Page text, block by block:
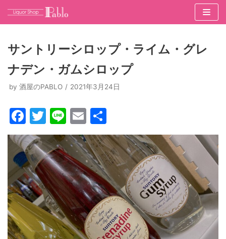
テ
ン
へ
ス
キ
ッ
プ
サントリーシロップ・ライム・グレ
ナデン・ガムシロップ
by 酒屋のPABLO 2021年3月24日
F
a
c
e
b
o
o
k
T
w
itt
er
Li
n
e
E
m
ai
l
有